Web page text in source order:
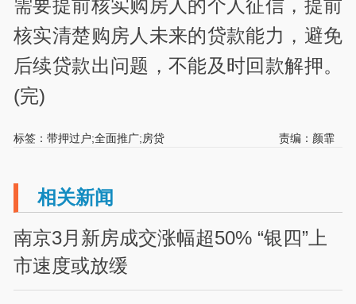
需要提前核实购房人的个人征信，提前
核实清楚购房人未来的贷款能力，避免
后续贷款出问题，不能及时回款解押。
(完)
标签：带押过户;全面推广;房贷 责编：颜霏
相关新闻
南京3月新房成交涨幅超50% “银四”上
市速度或放缓